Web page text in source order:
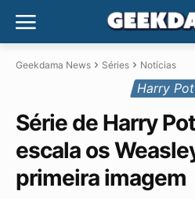
Geekdama News Séries Notícias
Harry
Série de Harry
escala os
primeira imagem